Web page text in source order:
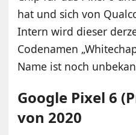
hat und sich von
Intern wird dieser
Codenamen
Name ist noch
Google Pixel 6
von 2020